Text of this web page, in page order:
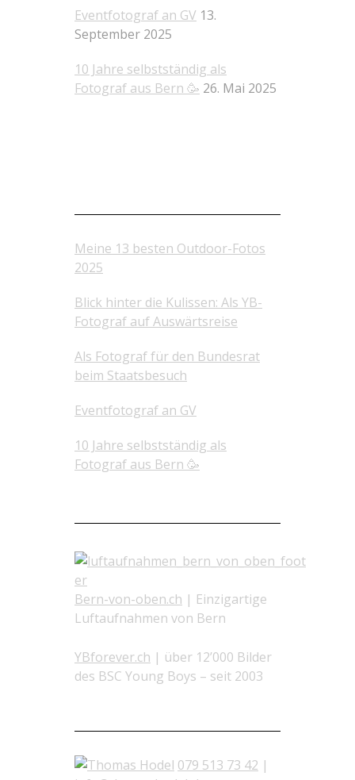
Eventfotograf an GV 13.
September 2025
10 Jahre selbstständig als
Fotograf aus Bern 🥳 26. Mai 2025
Meine 13 besten Outdoor-Fotos
2025
Blick hinter die Kulissen: Als YB-
Fotograf auf Auswärtsreise
Als Fotograf für den Bundesrat
beim Staatsbesuch
Eventfotograf an GV
10 Jahre selbstständig als
Fotograf aus Bern 🥳
Bern-von-oben.ch | Einzigartige
Luftaufnahmen von Bern
YBforever.ch | über 12’000 Bilder
des BSC Young Boys – seit 2003
079 513 73 42 |